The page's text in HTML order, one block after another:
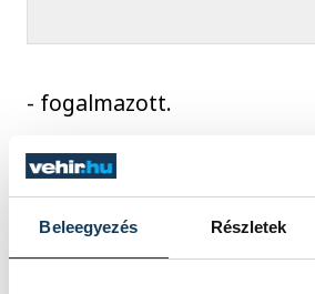
Beleegyezés Részletek
- fogalmazott.
A következő fontos
Európa-bajnokság lesz,
horvátországi Splitben